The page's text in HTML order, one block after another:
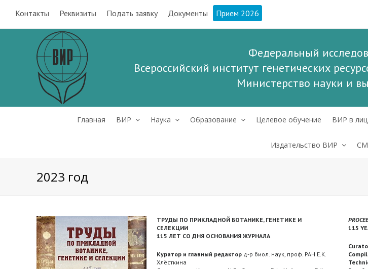
Контакты Реквизиты Подать заявку Документы Прием 2026
Федеральный
Всероссийский институт генетических
Министерство науки и
Главная ВИР Наука Образование Целевое обучение ВИР в
Издательство ВИР
2023 год
ТРУДЫ ПО ПРИКЛАДНОЙ БОТАНИКЕ, ГЕНЕТИКЕ И
СЕЛЕКЦИИ
115 ЛЕТ СО ДНЯ ОСНОВАНИЯ ЖУРНАЛА
Куратор и главный редактор д-р биол. наук, проф. РАН Е.К.
Хлёсткина
115